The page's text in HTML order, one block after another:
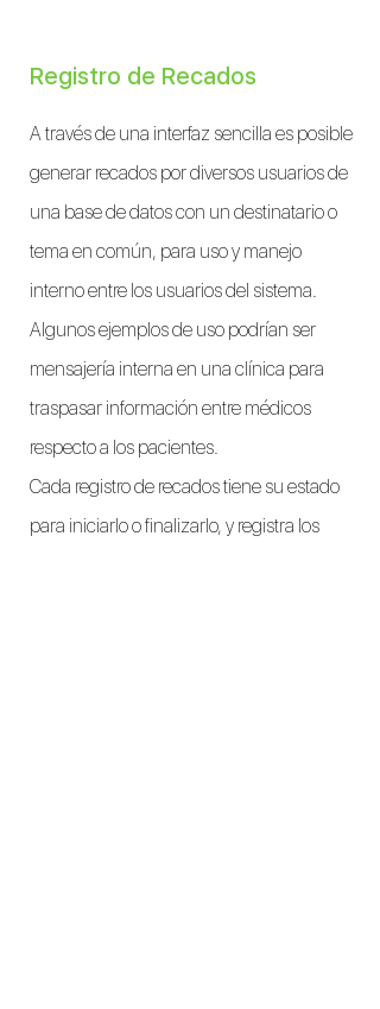
Registro de Recados
A través de una interfaz sencilla es posible
generar recados por diversos usuarios de
una base de datos con un destinatario o
tema en común, para uso y manejo
interno entre los usuarios del sistema.
Algunos ejemplos de uso podrían ser
mensajería interna en una clínica para
traspasar información entre médicos
respecto a los pacientes.
Cada registro de recados tiene su estado
para iniciarlo o finalizarlo, y registra los